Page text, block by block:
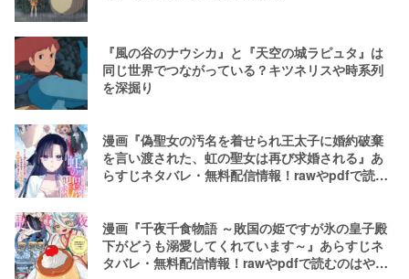
『風の谷のナウシカ』と『天空の城ラピュタ』は
同じ世界でつながっている？キツネリスや時系列
を深掘り
漫画『偽聖女の汚名を着せられ王太子に婚約破棄
を言い渡された、虹の聖女は再び求婚される』あ
らすじネタバレ・無料配信情報！rawやpdfで読む
漫画『千夜千食物語 ～敗国の姫ですが氷の皇子殿
下がどうも溺愛してくれています～』あらすじネ
タバレ・無料配信情報！rawやpdfで読むのはやめ